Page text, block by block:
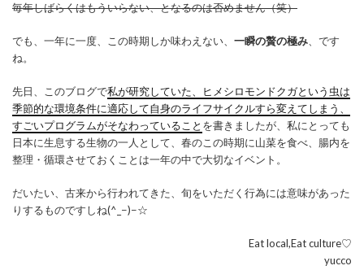
毎年しばらくはもういらない、となるのは否めません（笑）
でも、一年に一度、この時期しか味わえない、 一瞬の贅の極み 、です
ね。
先日、このブログで私が研究していた、ヒメシロモンドクガという虫は
季節的な環境条件に適応して自身のライフサイクルすら変えてしまう、
すごいプログラムがそなわっていること を書きましたが、私にとっても
日本に生息する生物の一人として、春のこの時期に山菜を食べ、腸内を
整理・循環させておくことは一年の中で大切なイベント。
だいたい、古来から行われてきた、旬をいただく行為には意味があった
りするものですしね(^_−)−☆
Eat local,Eat culture♡
yucco